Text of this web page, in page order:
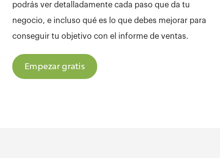
podrás ver detalladamente cada paso que da tu
negocio, e incluso qué es lo que debes mejorar para
conseguir tu objetivo con el informe de ventas.
Empezar gratis